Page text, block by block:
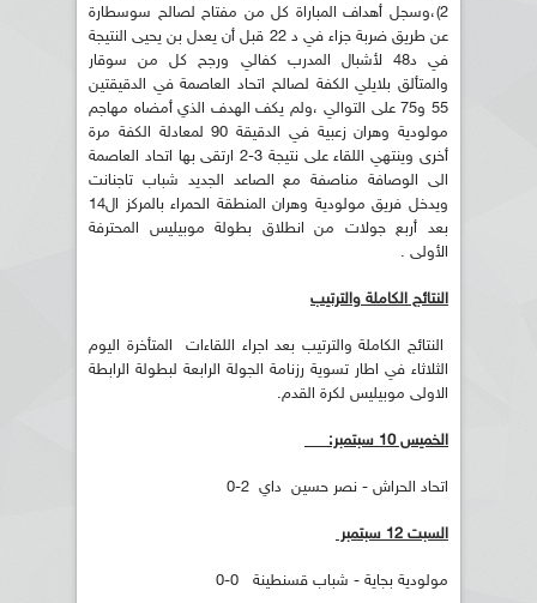
2)،وسجل أهداف المباراة كل من مفتاح لصالح سوسطارة
عن طريق ضربة جزاء في د 22 قبل أن يعدل بن يحيى النتيجة
في د48 لأشبال المدرب كفالي ورجح كل من سوقار
والمتألق بلايلي الكفة لصالح اتحاد العاصمة في الدقيقتين
55 و75 على التوالي ،ولم يكف الهدف الذي أمضاه مهاجم
مولودية وهران زعبية في الدقيقة 90 لمعادلة الكفة مرة
أخرى وينتهي اللقاء على نتيجة 3-2 ارتقى بها اتحاد العاصمة
الى الوصافة مناصفة مع الصاعد الجديد شباب تاجنانت
ويدخل فريق مولودية وهران المنطقة الحمراء بالمركز ال14
بعد أربع جولات من انطلاق بطولة موبيليس المحترفة
الأولى .
النتائج الكاملة والترتيب
النتائج الكاملة والترتيب بعد اجراء اللقاءات المتأخرة اليوم
الثلاثاء في اطار تسوية رزنامة الجولة الرابعة لبطولة الرابطة
الاولى موبيليس لكرة القدم.
الخميس 10 سبتمبر:
اتحاد الحراش - نصر حسين داي 2-0
السبت 12 سبتمبر
مولودية بجاية - شباب قسنطينة 0-0